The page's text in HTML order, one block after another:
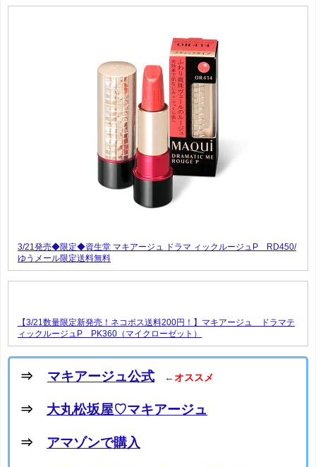
3/21発売◆限定◆資生堂 マキアージュ ドラマ ィックルージュP RD450/
ゆうメール限定送料無料
【3/21数量限定新発売！ネコポス送料200円！】マキアージュ ドラマテ
ィックルージュP PK360（マイクローゼット）
⇒ マキアージュ公式 ←オススメ
⇒ 大丸松坂屋♡マキアージュ
⇒ アマゾンで購入